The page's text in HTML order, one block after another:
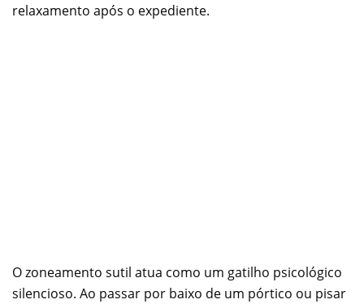
relaxamento após o expediente.
O zoneamento sutil atua como um gatilho psicológico
silencioso. Ao passar por baixo de um pórtico ou pisar